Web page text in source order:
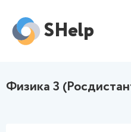
SHelp
Физика 3